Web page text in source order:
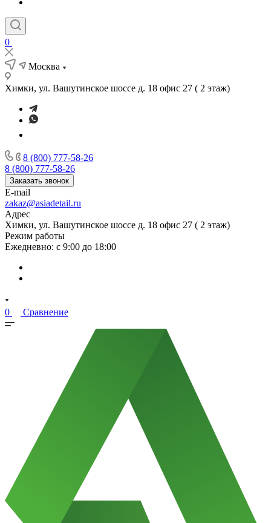
0
Москва
Химки, ул. Вашутинское шоссе д. 18 офис 27 ( 2 этаж)
8 (800) 777-58-26
8 (800) 777-58-26
Заказать звонок
E-mail
zakaz@asiadetail.ru
Адрес
Химки, ул. Вашутинское шоссе д. 18 офис 27 ( 2 этаж)
Режим работы
Ежедневно: с 9:00 до 18:00
0 Сравнение